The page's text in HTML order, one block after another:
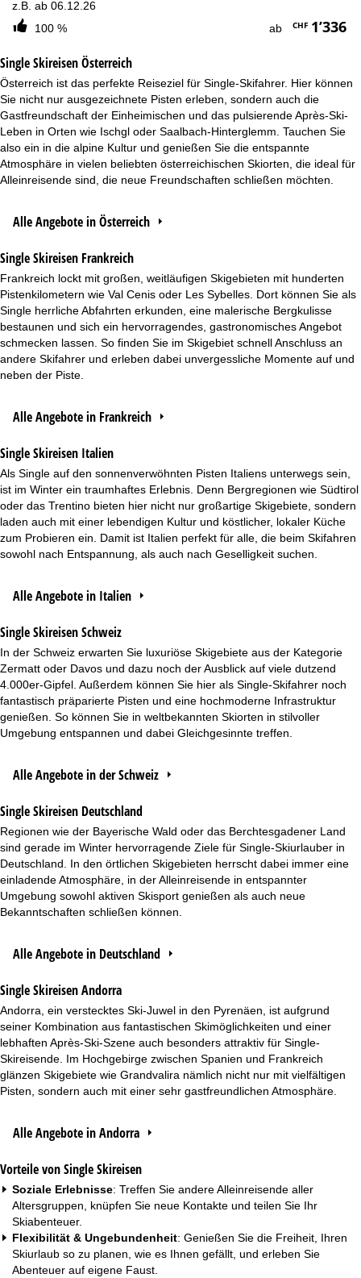
z.B. ab 06.12.26
100 %
ab CHF1’336
Single Skireisen Österreich
Österreich ist das perfekte Reiseziel für Single-Skifahrer. Hier können
Sie nicht nur ausgezeichnete Pisten erleben, sondern auch die
Gastfreundschaft der Einheimischen und das pulsierende Après-Ski-
Leben in Orten wie Ischgl oder Saalbach-Hinterglemm. Tauchen Sie
also ein in die alpine Kultur und genießen Sie die entspannte
Atmosphäre in vielen beliebten österreichischen Skiorten, die ideal für
Alleinreisende sind, die neue Freundschaften schließen möchten.
Alle Angebote in Österreich
Single Skireisen Frankreich
Frankreich lockt mit großen, weitläufigen Skigebieten mit hunderten
Pistenkilometern wie Val Cenis oder Les Sybelles. Dort können Sie als
Single herrliche Abfahrten erkunden, eine malerische Bergkulisse
bestaunen und sich ein hervorragendes, gastronomisches Angebot
schmecken lassen. So finden Sie im Skigebiet schnell Anschluss an
andere Skifahrer und erleben dabei unvergessliche Momente auf und
neben der Piste.
Alle Angebote in Frankreich
Single Skireisen Italien
Als Single auf den sonnenverwöhnten Pisten Italiens unterwegs sein,
ist im Winter ein traumhaftes Erlebnis. Denn Bergregionen wie Südtirol
oder das Trentino bieten hier nicht nur großartige Skigebiete, sondern
laden auch mit einer lebendigen Kultur und köstlicher, lokaler Küche
zum Probieren ein. Damit ist Italien perfekt für alle, die beim Skifahren
sowohl nach Entspannung, als auch nach Geselligkeit suchen.
Alle Angebote in Italien
Single Skireisen Schweiz
In der Schweiz erwarten Sie luxuriöse Skigebiete aus der Kategorie
Zermatt oder Davos und dazu noch der Ausblick auf viele dutzend
4.000er-Gipfel. Außerdem können Sie hier als Single-Skifahrer noch
fantastisch präparierte Pisten und eine hochmoderne Infrastruktur
genießen. So können Sie in weltbekannten Skiorten in stilvoller
Umgebung entspannen und dabei Gleichgesinnte treffen.
Alle Angebote in der Schweiz
Single Skireisen Deutschland
Regionen wie der Bayerische Wald oder das Berchtesgadener Land
sind gerade im Winter hervorragende Ziele für Single-Skiurlauber in
Deutschland. In den örtlichen Skigebieten herrscht dabei immer eine
einladende Atmosphäre, in der Alleinreisende in entspannter
Umgebung sowohl aktiven Skisport genießen als auch neue
Bekanntschaften schließen können.
Alle Angebote in Deutschland
Single Skireisen Andorra
Andorra, ein verstecktes Ski-Juwel in den Pyrenäen, ist aufgrund
seiner Kombination aus fantastischen Skimöglichkeiten und einer
lebhaften Après-Ski-Szene auch besonders attraktiv für Single-
Skireisende. Im Hochgebirge zwischen Spanien und Frankreich
glänzen Skigebiete wie Grandvalira nämlich nicht nur mit vielfältigen
Pisten, sondern auch mit einer sehr gastfreundlichen Atmosphäre.
Alle Angebote in Andorra
Vorteile von Single Skireisen
Soziale Erlebnisse: Treffen Sie andere Alleinreisende aller
Altersgruppen, knüpfen Sie neue Kontakte und teilen Sie Ihr
Skiabenteuer.
Flexibilität & Ungebundenheit: Genießen Sie die Freiheit, Ihren
Skiurlaub so zu planen, wie es Ihnen gefällt, und erleben Sie
Abenteuer auf eigene Faust.